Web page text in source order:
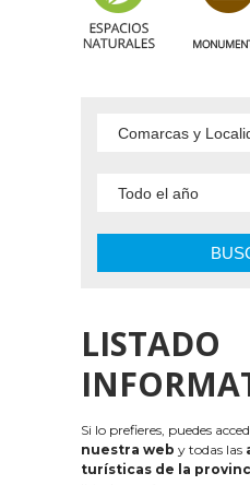
LISTADO
Si lo prefieres, puedes
nuestra web y todas las
turísticas de la